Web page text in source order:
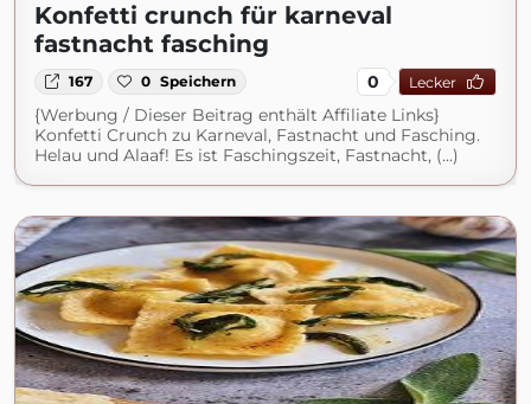
Konfetti crunch für karneval
fastnacht fasching
167 0 Speichern 0 Lecker
{Werbung / Dieser Beitrag enthält Affiliate Links}
Konfetti Crunch zu Karneval, Fastnacht und Fasching.
Helau und Alaaf! Es ist Faschingszeit, Fastnacht, (...)